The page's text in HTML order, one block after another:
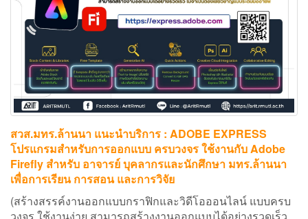
สวส.มทร.ล้านนา แนะนำบริการ : ADOBE EXPRESS
โปรแกรมสำหรับการออกแบบ ครบวงจร ใช้งานกับ Adobe
Firefly สำหรับ อาจารย์ บุคลากรและนักศึกษา มทร.ล้านนา
เพื่อการเรียน การสอน และการวิจัย
(สร้างสรรค์งานออกแบบกราฟิกและวิดีโอออนไลน์ แบบครบ